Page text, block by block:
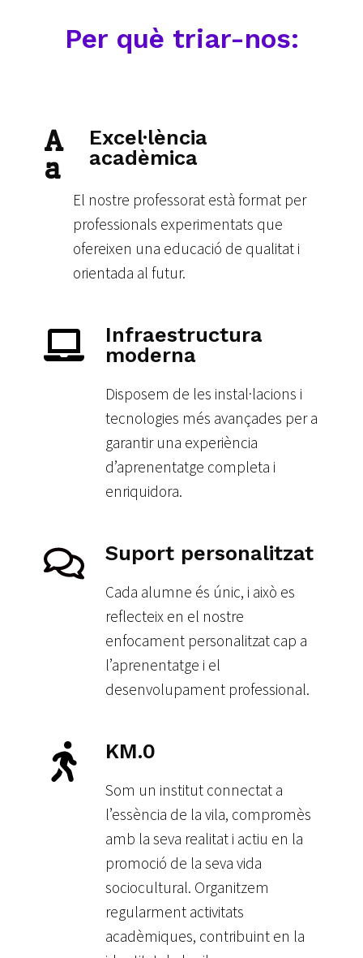
Per què triar-nos:
A
a
Excel·lència
acadèmica
El nostre professorat està format per
professionals experimentats que
ofereixen una educació de qualitat i
orientada al futur.
Infraestructura
moderna
Disposem de les instal·lacions i
tecnologies més avançades per a
garantir una experiència
d’aprenentatge completa i
enriquidora.
Suport personalitzat
Cada alumne és únic, i això es
reflecteix en el nostre
enfocament personalitzat cap a
l’aprenentatge i el
desenvolupament professional.
KM.0
Som un institut connectat a
l’essència de la vila, compromès
amb la seva realitat i actiu en la
promoció de la seva vida
sociocultural. Organitzem
regularment activitats
acadèmiques, contribuint en la